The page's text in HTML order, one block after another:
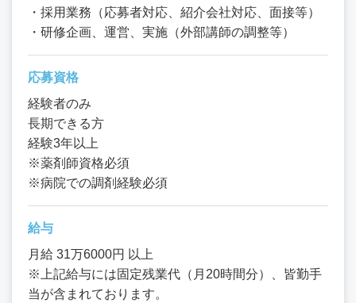
・採用業務（応募者対応、紹介会社対応、面接等）
・研修企画、運営、実施（外部講師の調整等）
応募資格
経験者のみ
長期できる方
経験3年以上
※薬剤師資格必須
※病院での調剤経験必須
給与
月給 31万6000円 以上
※上記給与には固定残業代（月20時間分）、皆勤手
当が含まれております。